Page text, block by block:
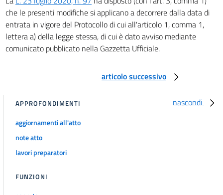
che le presenti modifiche si applicano a decorrere dalla data di
entrata in vigore del Protocollo di cui all'articolo 1, comma 1,
lettera a) della legge stessa, di cui è dato avviso mediante
comunicato pubblicato nella Gazzetta Ufficiale.
articolo successivo
nascondi
APPROFONDIMENTI
aggiornamenti all'atto
note atto
lavori preparatori
FUNZIONI